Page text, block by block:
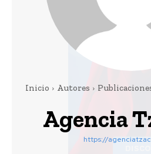
Inicio Autores
Agencia
https://